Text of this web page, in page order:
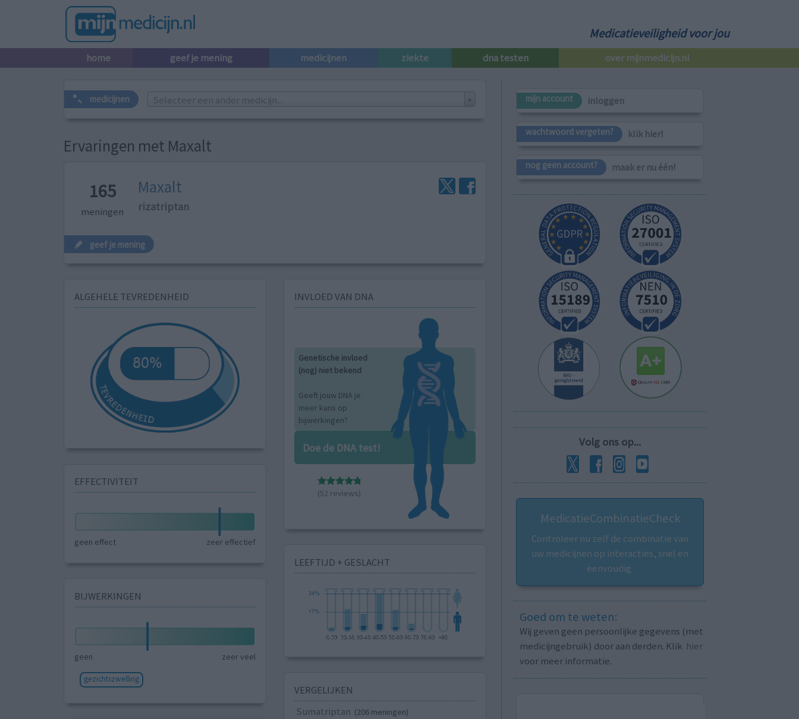
Medicatieveiligheid voor jou
home geef je mening medicijnen ziekte dna testen over mijnmedicijn.nl
medicijnen Selecteer een ander medicijn...
Ervaringen met Maxalt
165
meningen
Maxalt
rizatriptan
geef je mening
ALGEHELE TEVREDENHEID
EFFECTIVITEIT
geen effect zeer effectief
BIJWERKINGEN
geen zeer veel
gezichtszwelling
INVLOED VAN DNA
Genetische invloed
(nog) niet bekend
Geeft jouw DNA je
meer kans op
bijwerkingen?
Doe de DNA test!
(52 reviews)
LEEFTIJD + GESLACHT
VERGELIJKEN
Sumatriptan (206 meningen)
mijn account inloggen
wachtwoord vergeten? klik hier!
nog geen account? maak er nu één!
Volg ons op...
MedicatieCombinatieCheck
Controleer nu zelf de combinatie van
uw medicijnen op interacties, snel en
eenvoudig.
Goed om te weten:
Wij geven geen persoonlijke gegevens (met
medicijngebruik) door aan derden. Klik hier
voor meer informatie.